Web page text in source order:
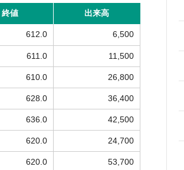
終値 出来高
612.0 6,500
611.0 11,500
610.0 26,800
628.0 36,400
636.0 42,500
620.0 24,700
620.0 53,700